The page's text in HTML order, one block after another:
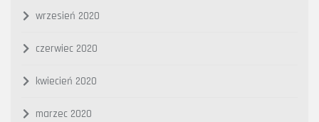
wrzesień 2020
czerwiec 2020
kwiecień 2020
marzec 2020